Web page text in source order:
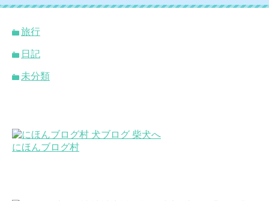
旅行
日記
未分類
にほんブログ村